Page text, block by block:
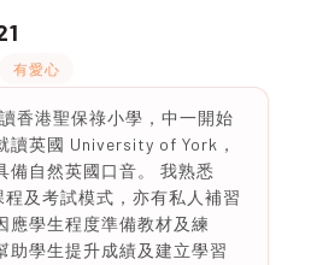
有愛心
香港聖保祿小學，中一開始
讀英國 University of York，
備自然英國口音。 我熟悉
程及考試模式，亦有私人補習
應學生程度準備教材及練
助學生提升成績及建立學習